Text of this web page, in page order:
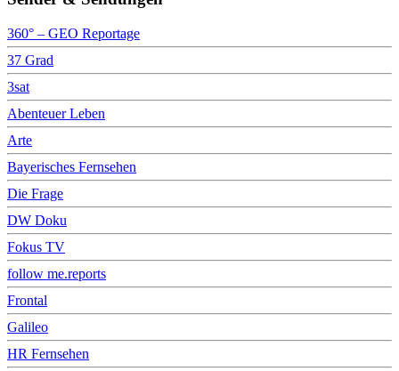
360° – GEO Reportage
37 Grad
3sat
Abenteuer Leben
Arte
Bayerisches Fernsehen
Die Frage
DW Doku
Fokus TV
follow me.reports
Frontal
Galileo
HR Fernsehen